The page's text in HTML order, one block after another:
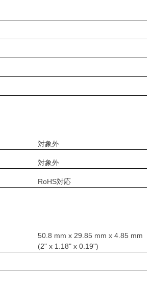
対象外
対象外
RoHS対応
50.8 mm x 29.85 mm x 4.85 mm
(2" x 1.18" x 0.19")